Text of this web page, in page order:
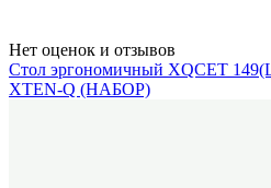
Нет оценок и отзывов
Стол эргономичный XQCET
XTEN-Q (НАБОР)